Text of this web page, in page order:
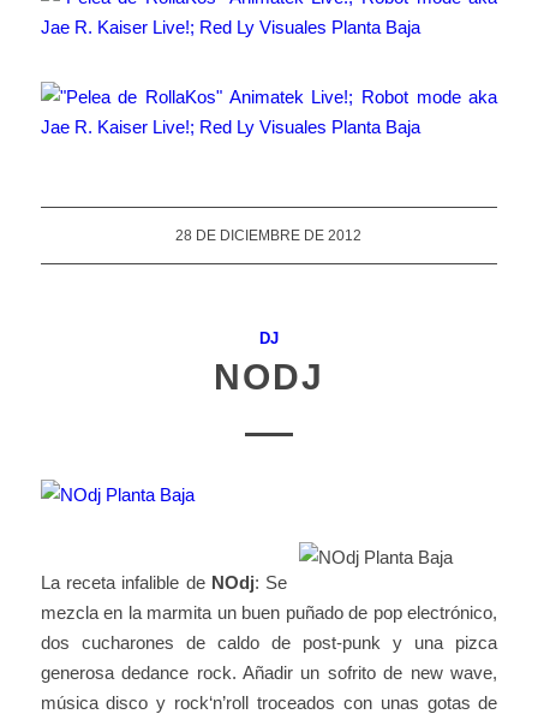
28 DE DICIEMBRE DE 2012
DJ
NODJ
La receta infalible de NOdj: Se
mezcla en la marmita un buen puñado de pop electrónico,
dos cucharones de caldo de post-punk y una pizca
generosa dedance rock. Añadir un sofrito de new wave,
música disco y rock‘n’roll troceados con unas gotas de